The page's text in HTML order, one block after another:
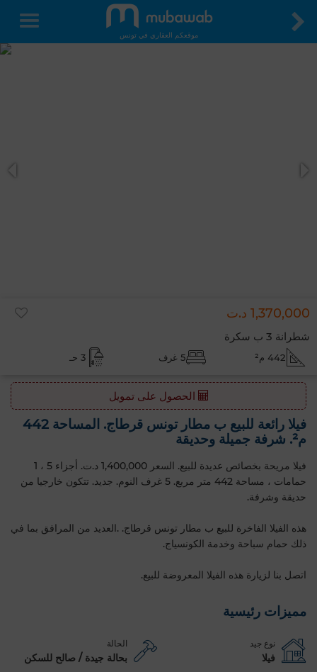
موقعكم العقاري في تونس
1,370,000 د.ت
شطرانة 3 ب سكرة
442 م² 5 غرف 3 حـ
الحصول على تمويل
فيلا رائعة للبيع ب مطار تونس قرطاج. المساحة 442
م². شرفة جميلة وحديقة
فيلا مريحة بخصائص عديدة للبيع. السعر 1,400,000 د.ت. أجزاء 5 ، 1
حمامات ، مساحة 442 متر مربع. 5 غرف النوم. جديد. تتكون خارجيا من
حديقة وشرفة.
هذه الفيلا الفاخرة للبيع ب مطار تونس قرطاج. .العديد من المرافق بما في
ذلك حمام سباحة وخدمة الكونسياج.
اتصل بنا لزيارة هذه الفيلا المعروضة للبيع.
مميزات رئيسية
نوع جيد
فيلا
الحالة
بحالة جيدة / صالح للسكن